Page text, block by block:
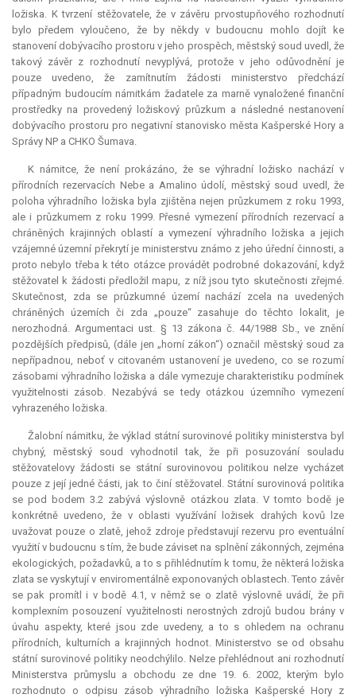
ložiska. K tvrzení stěžovatele, že v závěru prvostupňového rozhodnutí
bylo předem vyloučeno, že by někdy v budoucnu mohlo dojít ke
stanovení dobývacího prostoru v jeho prospěch, městský soud uvedl, že
takový závěr z rozhodnutí nevyplývá, protože v jeho odůvodnění je
pouze uvedeno, že zamítnutím žádosti ministerstvo předchází
případným budoucím námitkám žadatele za marně vynaložené finanční
prostředky na provedený ložiskový průzkum a následné nestanovení
dobývacího prostoru pro negativní stanovisko města Kašperské Hory a
Správy NP a CHKO Šumava.
K námitce, že není prokázáno, že se výhradní ložisko nachází v
přírodních rezervacích Nebe a Amalino údolí, městský soud uvedl, že
poloha výhradního ložiska byla zjištěna nejen průzkumem z roku 1993,
ale i průzkumem z roku 1999. Přesné vymezení přírodních rezervací a
chráněných krajinných oblastí a vymezení výhradního ložiska a jejich
vzájemné územní překrytí je ministerstvu známo z jeho úřední činnosti, a
proto nebylo třeba k této otázce provádět podrobné dokazování, když
stěžovatel k žádosti předložil mapu, z níž jsou tyto skutečnosti zřejmé.
Skutečnost, zda se průzkumné území nachází zcela na uvedených
chráněných územích či zda „pouze“ zasahuje do těchto lokalit, je
nerozhodná. Argumentaci ust. § 13 zákona č. 44/1988 Sb., ve znění
pozdějších předpisů, (dále jen „horní zákon“) označil městský soud za
nepřípadnou, neboť v citovaném ustanovení je uvedeno, co se rozumí
zásobami výhradního ložiska a dále vymezuje charakteristiku podmínek
využitelnosti zásob. Nezabývá se tedy otázkou územního vymezení
vyhrazeného ložiska.
Žalobní námitku, že výklad státní surovinové politiky ministerstva byl
chybný, městský soud vyhodnotil tak, že při posuzování souladu
stěžovatelovy žádosti se státní surovinovou politikou nelze vycházet
pouze z její jedné části, jak to činí stěžovatel. Státní surovinová politika
se pod bodem 3.2 zabývá výslovně otázkou zlata. V tomto bodě je
konkrétně uvedeno, že v oblasti využívání ložisek drahých kovů lze
uvažovat pouze o zlatě, jehož zdroje představují rezervu pro eventuální
využití v budoucnu s tím, že bude záviset na splnění zákonných, zejména
ekologických, požadavků, a to s přihlédnutím k tomu, že některá ložiska
zlata se vyskytují v enviromentálně exponovaných oblastech. Tento závěr
se pak promítl i v bodě 4.1, v němž se o zlatě výslovně uvádí, že při
komplexním posouzení využitelnosti nerostných zdrojů budou brány v
úvahu aspekty, které jsou zde uvedeny, a to s ohledem na ochranu
přírodních, kulturních a krajinných hodnot. Ministerstvo se od obsahu
státní surovinové politiky neodchýlilo. Nelze přehlédnout ani rozhodnutí
Ministerstva průmyslu a obchodu ze dne 19. 6. 2002, kterým bylo
rozhodnuto o odpisu zásob výhradního ložiska Kašperské Hory z